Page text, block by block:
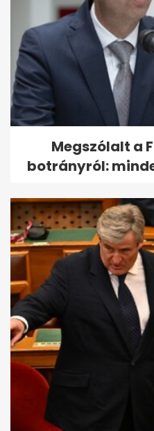
Megszólalt a
botrányról: